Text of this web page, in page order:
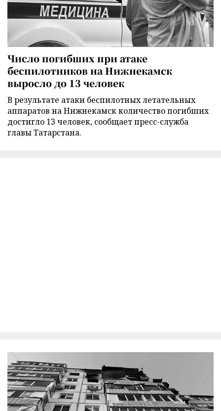
Число погибших при атаке
беспилотников на Нижнекамск
выросло до 13 человек
В результате атаки беспилотных летательных
аппаратов на Нижнекамск количество погибших
достигло 13 человек, сообщает пресс-служба
главы Татарстана.